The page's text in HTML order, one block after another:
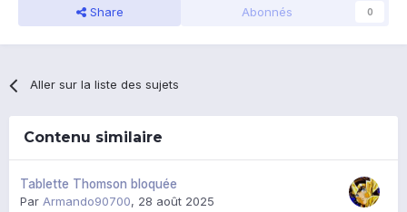
Share Abonnés 0
Aller sur la liste des sujets
Contenu similaire
Tablette Thomson bloquée
Par Armando90700, 28 août 2025